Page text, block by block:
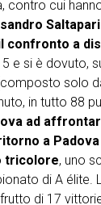
contro cui
confronto a
e si è dovuto,
solo
in tutto 88
ad
a
tricolore, uno
di A élite.
di 17